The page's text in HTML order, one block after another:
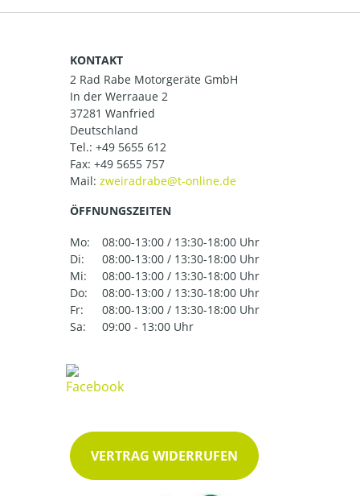
KONTAKT
2 Rad Rabe Motorgeräte GmbH
In der Werraaue 2
37281 Wanfried
Deutschland
Tel.: +49 5655 612
Fax: +49 5655 757
Mail:
ÖFFNUNGSZEITEN
Mo:
08:00-13:00 / 13:30-18:00 Uhr
Di:
08:00-13:00 / 13:30-18:00 Uhr
Mi:
08:00-13:00 / 13:30-18:00 Uhr
Do:
08:00-13:00 / 13:30-18:00 Uhr
Fr:
08:00-13:00 / 13:30-18:00 Uhr
Sa:
09:00 - 13:00 Uhr
VERTRAG WIDERRUFEN